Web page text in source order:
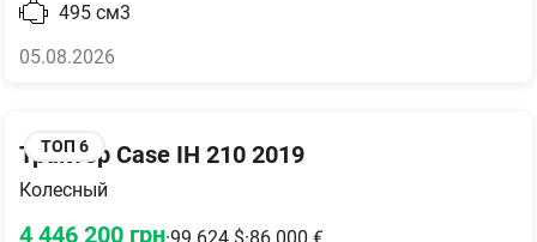
495 см3
05.08.2026
ТОП 6
Трактор Case IH 210 2019
Колесный
4 446 200 грн